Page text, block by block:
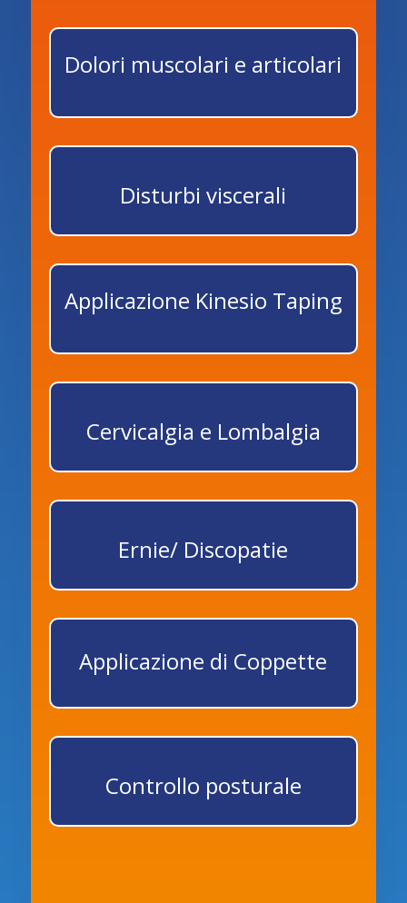
Dolori muscolari e articolari
Disturbi viscerali
Applicazione Kinesio Taping
Cervicalgia e Lombalgia
Ernie/ Discopatie
Applicazione di Coppette
Controllo posturale